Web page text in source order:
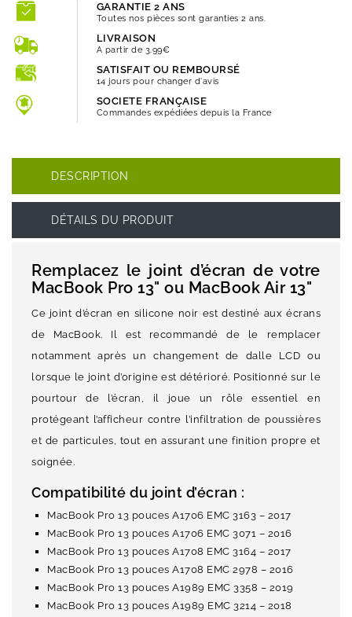
GARANTIE 2 ANS
Toutes nos pièces sont garanties 2 ans.
LIVRAISON
A partir de 3.99€
SATISFAIT OU REMBOURSÉ
14 jours pour changer d'avis
SOCIETE FRANÇAISE
Commandes expédiées depuis la France
DESCRIPTION
DÉTAILS DU PRODUIT
Remplacez le joint d’écran de votre
MacBook Pro 13" ou MacBook Air 13"
Ce joint d’écran en silicone noir est destiné aux écrans
de MacBook. Il est recommandé de le remplacer
notamment après un changement de dalle LCD ou
lorsque le joint d’origine est détérioré. Positionné sur le
pourtour de l’écran, il joue un rôle essentiel en
protégeant l’afficheur contre l’infiltration de poussières
et de particules, tout en assurant une finition propre et
soignée.
Compatibilité du joint d’écran :
MacBook Pro 13 pouces A1706 EMC 3163 – 2017
MacBook Pro 13 pouces A1706 EMC 3071 – 2016
MacBook Pro 13 pouces A1708 EMC 3164 – 2017
MacBook Pro 13 pouces A1708 EMC 2978 – 2016
MacBook Pro 13 pouces A1989 EMC 3358 – 2019
MacBook Pro 13 pouces A1989 EMC 3214 – 2018